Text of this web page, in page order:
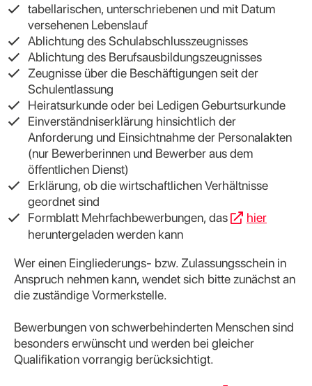
tabellarischen, unterschriebenen und mit Datum
versehenen Lebenslauf
Ablichtung des Schulabschlusszeugnisses
Ablichtung des Berufsausbildungszeugnisses
Zeugnisse über die Beschäftigungen seit der
Schulentlassung
Heiratsurkunde oder bei Ledigen Geburtsurkunde
Einverständniserklärung hinsichtlich der
Anforderung und Einsichtnahme der Personalakten
(nur Bewerberinnen und Bewerber aus dem
öffentlichen Dienst)
Erklärung, ob die wirtschaftlichen Verhältnisse
geordnet sind
Formblatt Mehrfachbewerbungen, das
hier
heruntergeladen werden kann
Wer einen Eingliederungs- bzw. Zulassungsschein in
Anspruch nehmen kann, wendet sich bitte zunächst an
die zuständige Vormerkstelle.
Bewerbungen von schwerbehinderten Menschen sind
besonders erwünscht und werden bei gleicher
Qualifikation vorrangig berücksichtigt.